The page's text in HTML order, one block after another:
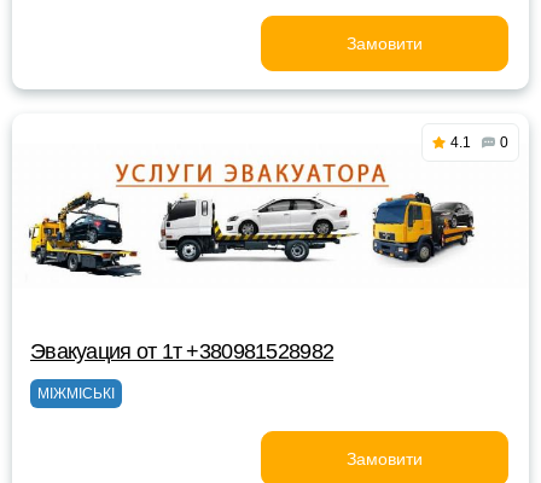
Замовити
4.1 0
Эвакуация от 1т +380981528982
МІЖМІСЬКІ
Замовити